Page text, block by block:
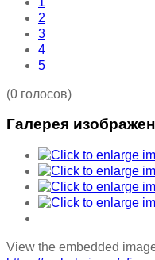
2
3
4
5
(0 голосов)
Галерея
View the embedded